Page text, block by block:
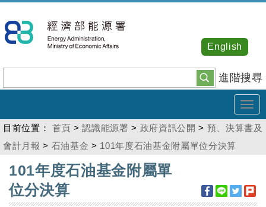
到
主
內
容
進階搜尋
English
目前位置： 首頁 >認識能源署 > 政府資訊公開 > 預、決算書及
會計月報 > 石油基金 > 101年度石油基金附屬單位分決算
101年度石油基金附屬單
位分決算